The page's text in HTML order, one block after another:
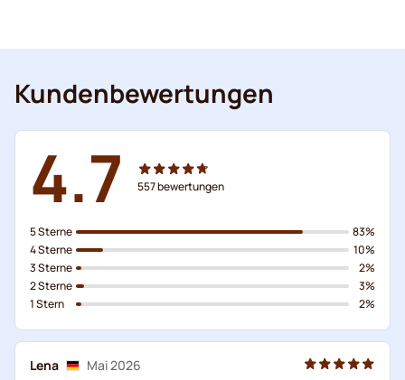
Kundenbewertungen
4.7 557bewertungen
5 Sterne
4 Sterne
3 Sterne
2 Sterne
1 Stern
83%
10%
2%
3%
2%
Lena
Mai 2026